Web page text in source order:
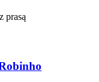
prasą